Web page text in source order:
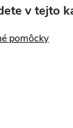
v tejto
pomôcky